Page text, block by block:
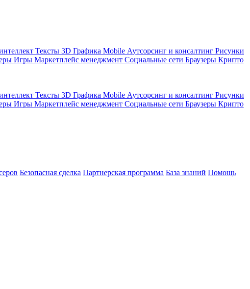
Тексты 3D Графика Mobile Аутсорсинг и консалтинг Рисунки
Игры Маркетплейс менеджмент Социальные сети Браузеры Крипто
Тексты 3D Графика Mobile Аутсорсинг и консалтинг Рисунки
Игры Маркетплейс менеджмент Социальные сети Браузеры Крипто
Безопасная сделка Партнерская программа База знаний Помощь